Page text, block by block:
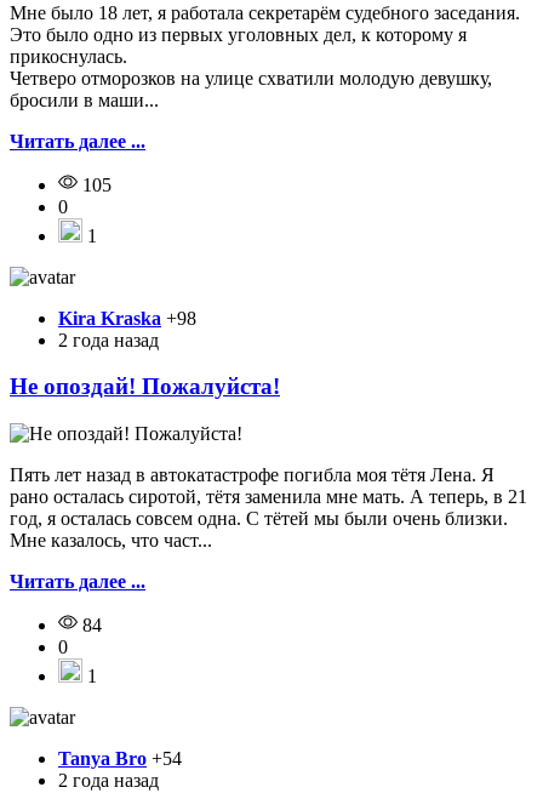
Мне было 18 лет, я работала секретарём судебного заседания.
Это было одно из первых уголовных дел, к которому я
прикоснулась.
Четверо отморозков на улице схватили молодую девушку,
бросили в маши...
Читать далее ...
105
0
1
Kira Kraska +98
2 года назад
Не опоздай! Пожалуйста!
Пять лет назад в автокатастрофе погибла моя тётя Лена. Я
рано осталась сиротой, тётя заменила мне мать. А теперь, в 21
год, я осталась совсем одна. С тётей мы были очень близки.
Мне казалось, что част...
Читать далее ...
84
0
1
Tanya Bro +54
2 года назад